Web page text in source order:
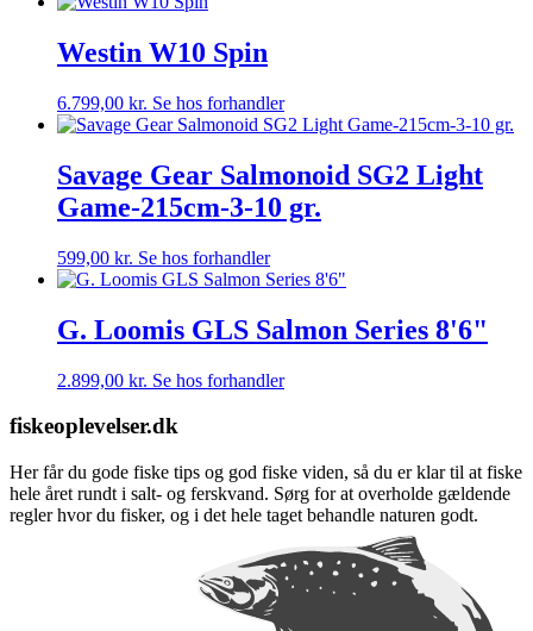
Westin W10 Spin
6.799,00 kr. Se hos forhandler
Savage Gear Salmonoid SG2 Light
Game-215cm-3-10 gr.
599,00 kr. Se hos forhandler
G. Loomis GLS Salmon Series 8'6"
2.899,00 kr. Se hos forhandler
fiskeoplevelser.dk
Her får du gode fiske tips og god fiske viden, så du er klar til at fiske
hele året rundt i salt- og ferskvand. Sørg for at overholde gældende
regler hvor du fisker, og i det hele taget behandle naturen godt.